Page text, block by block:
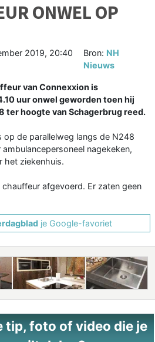
ONWEL OP
2019, 20:40
Bron: NH
Nieuws
van Connexxion is
uur onwel geworden toen hij
ter hoogte van Schagerbrug reed.
op de parallelweg langs de N248
nagekeken,
het ziekenhuis.
afgevoerd. Er zaten geen
je Google-favoriet
tip, foto of video die je